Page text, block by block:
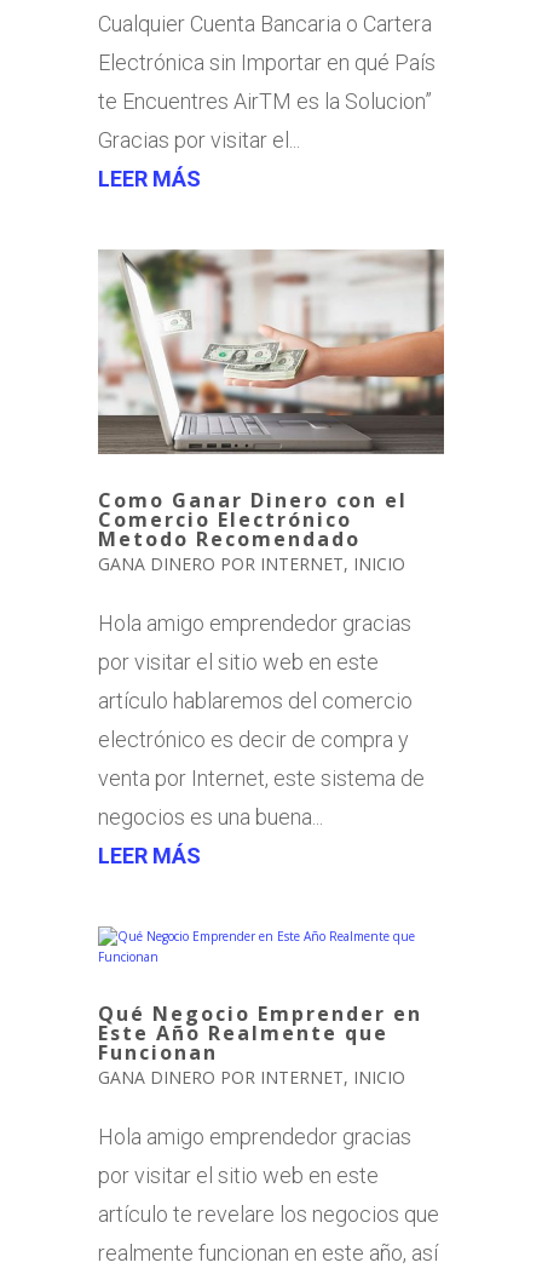
Cualquier Cuenta Bancaria o Cartera
Electrónica sin Importar en qué País
te Encuentres AirTM es la Solucion”
Gracias por visitar el...
LEER MÁS
Como Ganar Dinero con el
Comercio Electrónico
Metodo Recomendado
GANA DINERO POR INTERNET, INICIO
Hola amigo emprendedor gracias
por visitar el sitio web en este
artículo hablaremos del comercio
electrónico es decir de compra y
venta por Internet, este sistema de
negocios es una buena...
LEER MÁS
Qué Negocio Emprender en
Este Año Realmente que
Funcionan
GANA DINERO POR INTERNET, INICIO
Hola amigo emprendedor gracias
por visitar el sitio web en este
artículo te revelare los negocios que
realmente funcionan en este año, así